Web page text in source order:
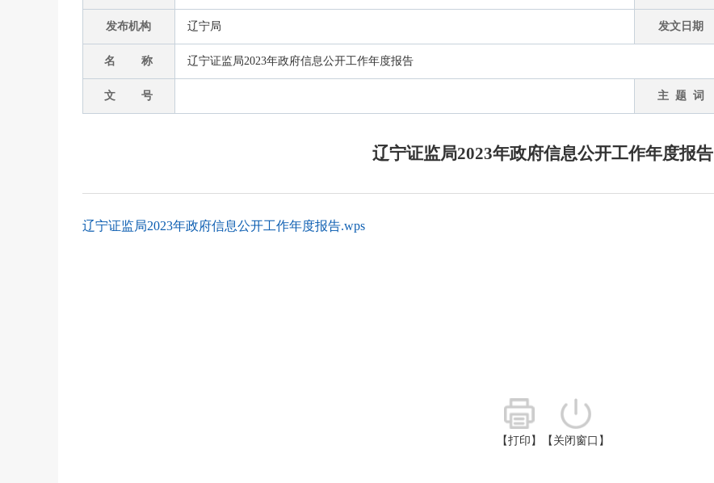
发布机构 辽宁局 发文日期
名 称 辽宁证监局2023年政府信息公开工作年度报告
文 号 主 题 词
辽宁证监局2023年政府信息公开工作年度报告
辽宁证监局2023年政府信息公开工作年度报告.wps
【打印】 【关闭窗口】